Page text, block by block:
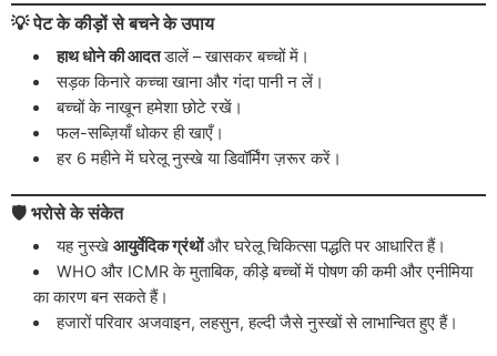
💡 पेट के कीड़ों से बचने के उपाय
हाथ धोने की आदतडालें – खासकर बच्चों में।
सड़क किनारे कच्चा खाना और गंदा पानी न लें।
बच्चों के नाखून हमेशा छोटे रखें।
फल-सब्ज़ियाँ धोकर ही खाएँ।
हर 6 महीने में घरेलू नुस्खे या डिवॉर्मिंग ज़रूर करें।
🛡️ भरोसे के संकेत
यह नुस्खे आयुर्वेदिक ग्रंथोंऔर घरेलू चिकित्सा पद्धति पर आधारित हैं।
WHO और ICMR के मुताबिक, कीड़े बच्चों में पोषण की कमी और एनीमिया
का कारण बन सकते हैं।
हजारों परिवार अजवाइन, लहसुन, हल्दी जैसे नुस्खों से लाभान्वित हुए हैं।